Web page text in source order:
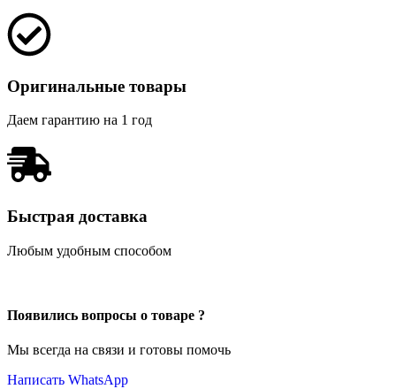
Оригинальные товары
Даем гарантию на 1 год
Быстрая доставка
Любым удобным способом
Появились вопросы о товаре ?
Мы всегда на связи и готовы помочь
Написать WhatsApp